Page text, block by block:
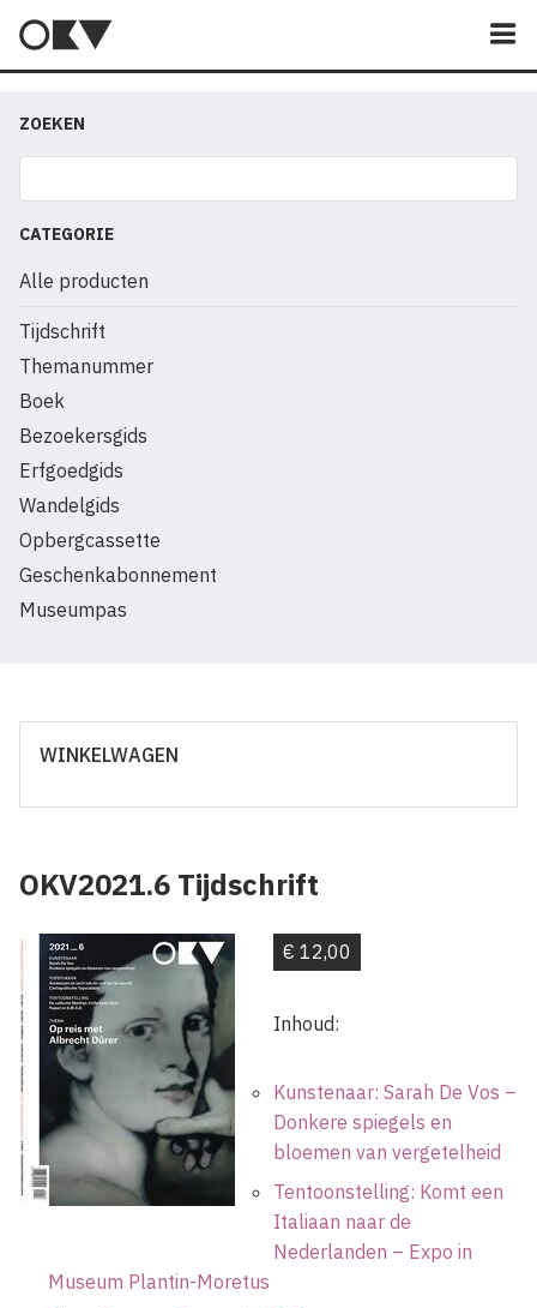
OKV2021.6 Tijdschrift
€ 12,00
Inhoud:
Kunstenaar: Sarah De Vos –
Donkere spiegels en
bloemen van vergetelheid
Tentoonstelling: Komt een
Italiaan naar de
Nederlanden – Expo in
Museum Plantin-Moretus
ZOEKEN
CATEGORIE
Alle producten
Tijdschrift
Themanummer
Boek
Bezoekersgids
Erfgoedgids
Wandelgids
Opbergcassette
Geschenkabonnement
Museumpas
WINKELWAGEN